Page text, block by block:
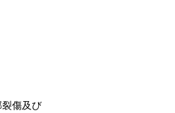
裂傷及び